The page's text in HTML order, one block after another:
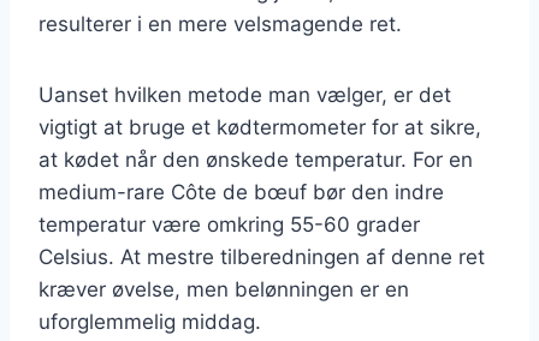
resulterer i en mere velsmagende ret.
Uanset hvilken metode man vælger, er det
vigtigt at bruge et kødtermometer for at sikre,
at kødet når den ønskede temperatur. For en
medium-rare Côte de bœuf bør den indre
temperatur være omkring 55-60 grader
Celsius. At mestre tilberedningen af denne ret
kræver øvelse, men belønningen er en
uforglemmelig middag.